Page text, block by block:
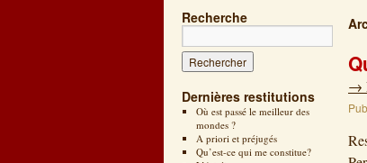
Recherche
Dernières restitutions
Où est passé le meilleur des
mondes ?
A priori et préjugés
Qu’est-ce qui me constitue?
→